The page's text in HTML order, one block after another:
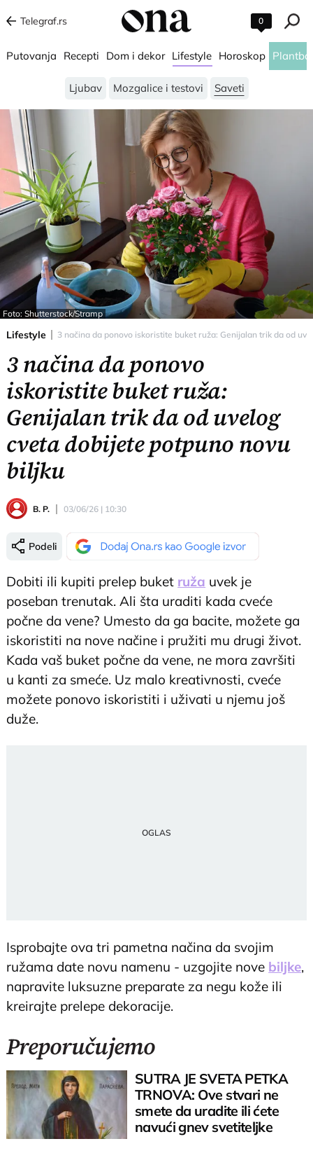
Telegraf.rs 0
Putovanja Recepti Dom i dekor Lifestyle Horoskop
Ljubav Mozgalice i testovi Saveti
Foto: Shutterstock/Stramp
Lifestyle 3 načina da ponovo iskoristite buket ruža: Genijalan trik da od
3 načina da ponovo
iskoristite buket ruža:
Genijalan trik da od uvelog
cveta dobijete potpuno novu
biljku
B. P. 03/06/26 | 10:30
Podeli
Dobiti ili kupiti prelep buket ruža uvek je
poseban trenutak. Ali šta uraditi kada cveće
počne da vene? Umesto da ga bacite, možete ga
iskoristiti na nove načine i pružiti mu drugi život.
Kada vaš buket počne da vene, ne mora završiti
u kanti za smeće. Uz malo kreativnosti, cveće
možete ponovo iskoristiti i uživati u njemu još
duže.
Isprobajte ova tri pametna načina da svojim
ružama date novu namenu - uzgojite nove biljke,
napravite luksuzne preparate za negu kože ili
kreirajte prelepe dekoracije.
Preporučujemo
SUTRA JE SVETA PETKA
TRNOVA: Ove stvari ne
smete da uradite ili ćete
navući gnev svetiteljke